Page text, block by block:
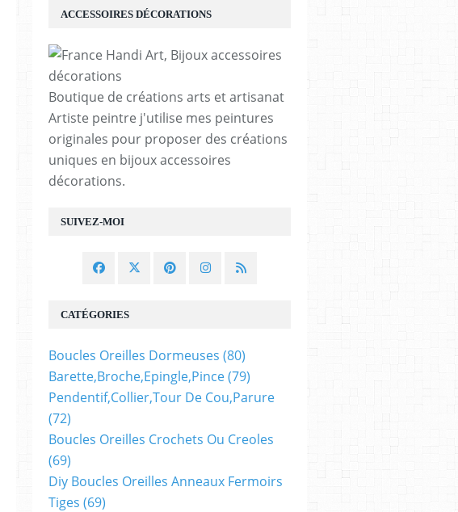
SUIVEZ-MOI
ACCESSOIRES DÉCORATIONS
Boutique de créations arts et artisanat
Artiste peintre j'utilise mes peintures
originales pour proposer des créations
uniques en bijoux accessoires
décorations.
CATÉGORIES
Boucles Oreilles Dormeuses (80)
Barette,broche,epingle,pince(79)
Pendentif,collier,tour De Cou,parure
(72)
Boucles Oreilles Crochets Ou Creoles
(69)
Diy Boucles Oreilles Anneaux Fermoirs
Tiges (69)